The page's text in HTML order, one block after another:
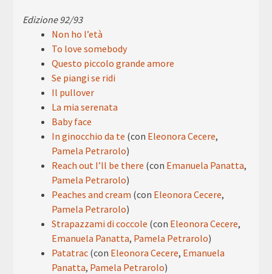
Edizione 92/93
Non ho l’età
To love somebody
Questo piccolo grande amore
Se piangi se ridi
Il pullover
La mia serenata
Baby face
In ginocchio da te (con Eleonora Cecere,
Pamela Petrarolo)
Reach out I’ll be there (con Emanuela Panatta,
Pamela Petrarolo)
Peaches and cream (con Eleonora Cecere,
Pamela Petrarolo)
Strapazzami di coccole (con Eleonora Cecere,
Emanuela Panatta, Pamela Petrarolo)
Patatrac (con Eleonora Cecere, Emanuela
Panatta, Pamela Petrarolo)